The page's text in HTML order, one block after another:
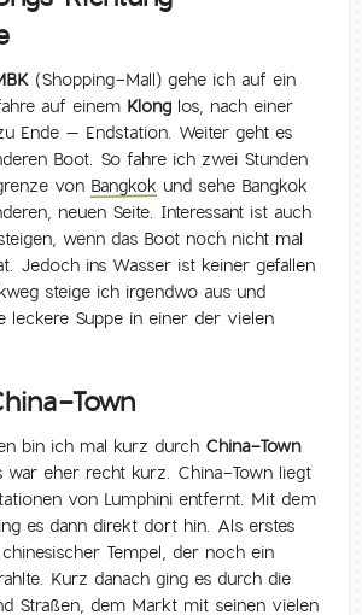
(Shopping-Mall) gehe ich auf ein
auf einem Klong los, nach einer
Ende – Endstation. Weiter geht es
Boot. So fahre ich zwei Stunden
von Bangkok und sehe Bangkok
neuen Seite. Interessant ist auch
wenn das Boot noch nicht mal
Jedoch ins Wasser ist keiner gefallen
steige ich irgendwo aus und
leckere Suppe in einer der vielen
Town
bin ich mal kurz durch China-Town
war eher recht kurz. China-Town liegt
von Lumphini entfernt. Mit dem
es dann direkt dort hin. Als erstes
Tempel, der noch ein
Kurz danach ging es durch die
Straßen, dem Markt mit seinen vielen